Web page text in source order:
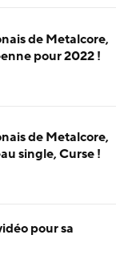
de Metalcore,
pour 2022 !
de Metalcore,
single, Curse !
pour sa